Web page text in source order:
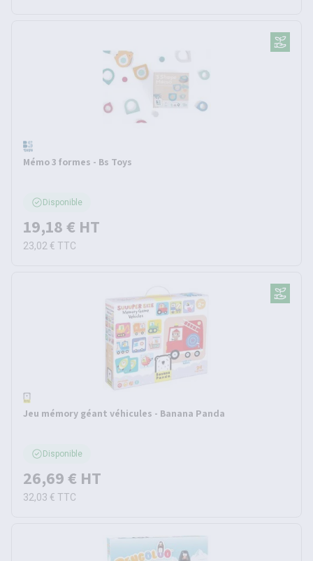
Mémo 3 formes - Bs Toys
Disponible
19,18 € HT
23,02 € TTC
Jeu mémory géant véhicules - Banana Panda
Disponible
26,69 € HT
32,03 € TTC